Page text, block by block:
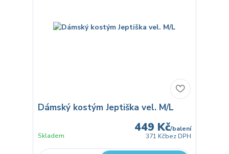
Dámský kostým Jeptiška vel. M/L
449 Kč/balení
371 Kčbez DPH
Skladem